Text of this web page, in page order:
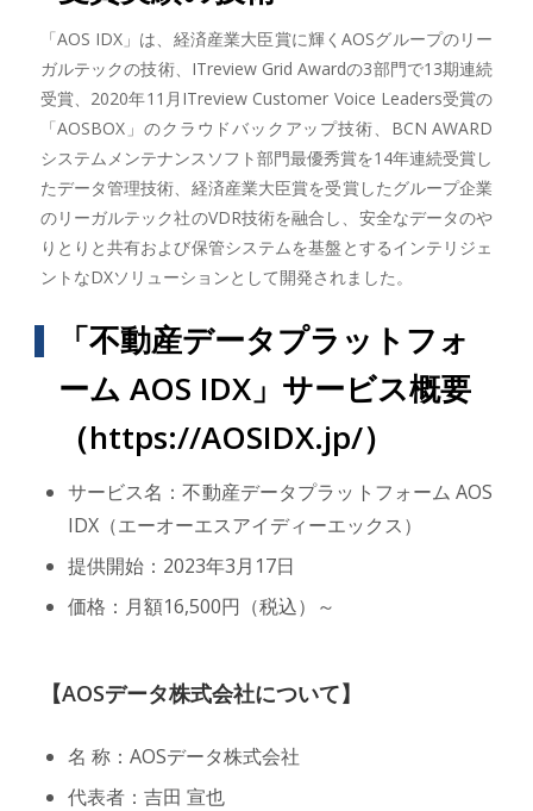
「AOS IDX」は、経済産業大臣賞に輝くAOSグループのリー
ガルテックの技術、ITreview Grid Awardの3部門で13期連続
受賞、2020年11月ITreview Customer Voice Leaders受賞の
「AOSBOX」のクラウドバックアップ技術、BCN AWARD
システムメンテナンスソフト部門最優秀賞を14年連続受賞し
たデータ管理技術、経済産業大臣賞を受賞したグループ企業
のリーガルテック社のVDR技術を融合し、安全なデータのや
りとりと共有および保管システムを基盤とするインテリジェ
ントなDXソリューションとして開発されました。
「不動産データプラットフォ
ーム AOS IDX」サービス概要
（https://AOSIDX.jp/）
サービス名：不動産データプラットフォーム AOS
IDX（エーオーエスアイディーエックス）
提供開始：2023年3月17日
価格：月額16,500円（税込）～
【AOSデータ株式会社について】
名 称：AOSデータ株式会社
代表者：吉田 宣也